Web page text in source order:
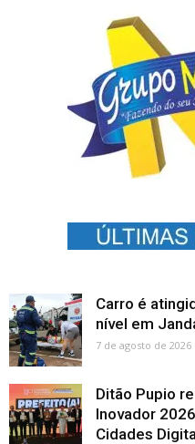
Carro é
nível em
7 de agosto de 2026
Ditão Pupio
Inovador
Cidades